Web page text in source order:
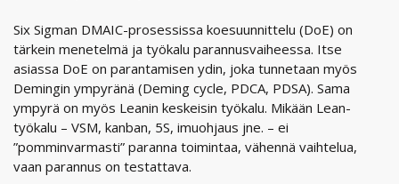
Six Sigman DMAIC-prosessissa koesuunnittelu (DoE) on
tärkein menetelmä ja työkalu parannusvaiheessa. Itse
asiassa DoE on parantamisen ydin, joka tunnetaan myös
Demingin ympyränä (Deming cycle, PDCA, PDSA). Sama
ympyrä on myös Leanin keskeisin työkalu. Mikään Lean-
työkalu – VSM, kanban, 5S, imuohjaus jne. – ei
”pomminvarmasti” paranna toimintaa, vähennä vaihtelua,
vaan parannus on testattava.